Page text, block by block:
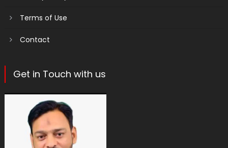
Terms of Use
Contact
Get in Touch with us